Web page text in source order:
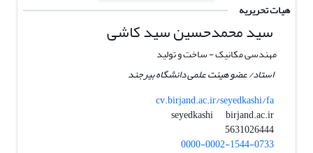
هیات تحریریه
سید محمدحسین سید کاشی
مهندسی مکانیک - ساخت و تولید
استاد/ عضو هیئت علمی دانشگاه بیرجند
cv.birjand.ac.ir/seyedkashi/fa
seyedkashi
birjand.ac.ir
5631026444
0000-0002-1544-0733